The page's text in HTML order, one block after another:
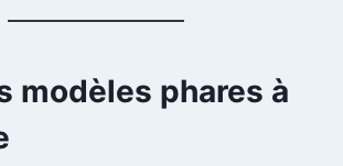
modèles phares à